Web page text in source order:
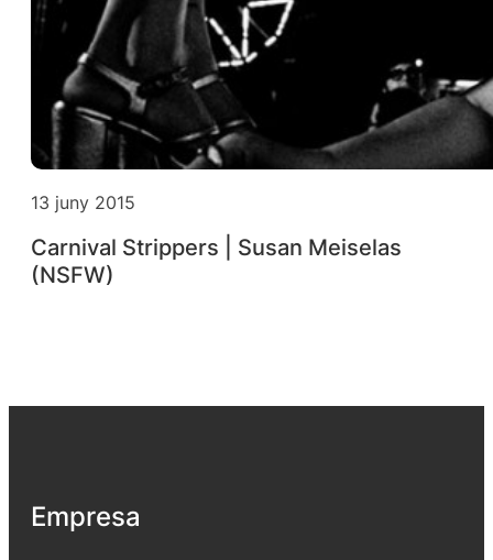
13 juny 2015
Carnival Strippers | Susan Meiselas
(NSFW)
Empresa